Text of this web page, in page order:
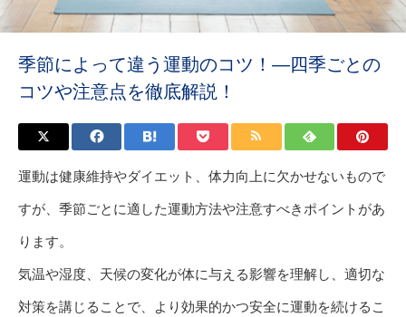
季節によって違う運動のコツ！―四季ごとの
コツや注意点を徹底解説！
運動は健康維持やダイエット、体力向上に欠かせないもので
すが、季節ごとに適した運動方法や注意すべきポイントがあ
ります。
気温や湿度、天候の変化が体に与える影響を理解し、適切な
対策を講じることで、より効果的かつ安全に運動を続けるこ